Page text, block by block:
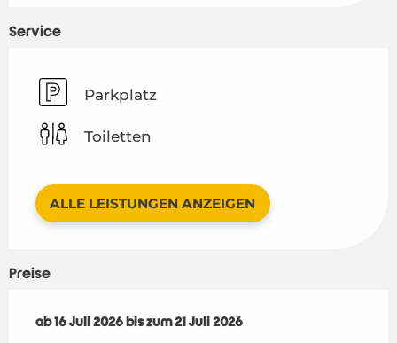
Service
Parkplatz
Toiletten
ALLE LEISTUNGEN ANZEIGEN
Preise
ab16 Juli 2026 bis zum21 Juli 2026
ab16 Juli 2026 bis zum21 Juli 2026